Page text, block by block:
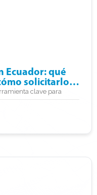
Ecuador: qué
solicitarlos
clave para